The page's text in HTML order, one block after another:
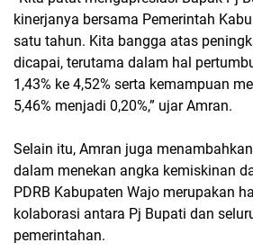
kinerjanya bersama Pemerintah
satu tahun. Kita bangga atas
dicapai, terutama dalam hal
1,43% ke 4,52% serta kemampuan
5,46% menjadi 0,20%,” ujar Amran.
Selain itu, Amran juga
dalam menekan angka kemiskinan
PDRB Kabupaten Wajo merupakan
kolaborasi antara Pj Bupati dan
pemerintahan.